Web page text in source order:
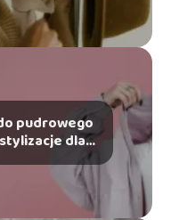
pudrowego
dla